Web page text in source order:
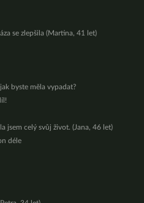
se zlepšila (Martina, 41 let)
byste měla vypadat?
jsem celý svůj život. (Jana, 46 let)
déle